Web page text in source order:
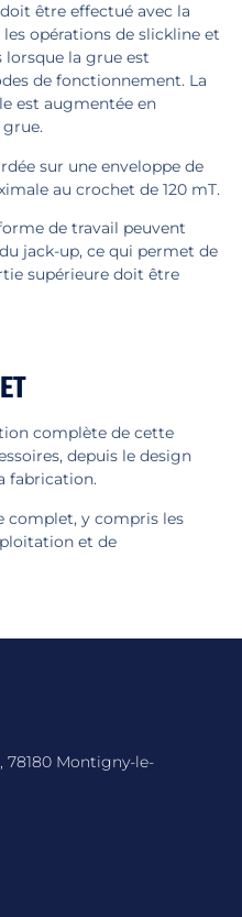
être effectué avec la
opérations de slickline et
la grue est
de fonctionnement. La
est augmentée en
sur une enveloppe de
au crochet de 120 mT.
de travail peuvent
jack-up, ce qui permet de
supérieure doit être
complète de cette
depuis le design
fabrication.
complet, y compris les
et de
78180 Montigny-le-